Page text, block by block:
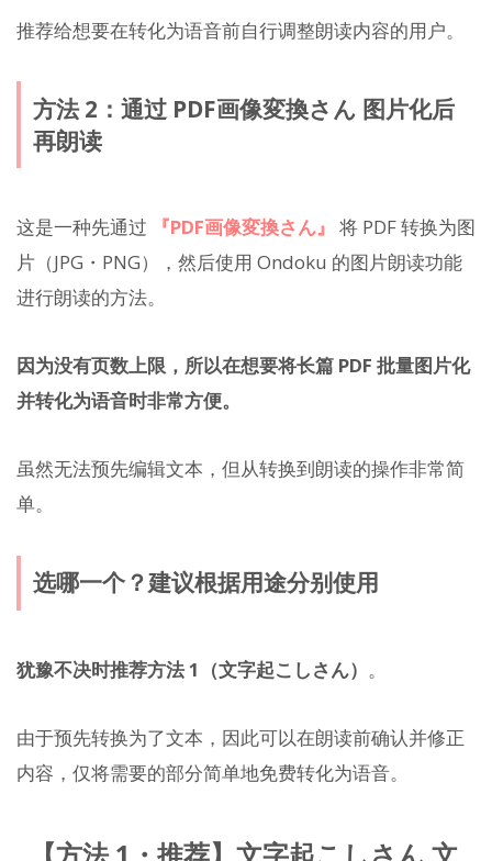
推荐给想要在转化为语音前自行调整朗读内容的用户。
方法 2：通过 PDF画像変換さん 图片化后
再朗读
这是一种先通过 『PDF画像変換さん』 将 PDF 转换为图
片（JPG・PNG），然后使用 Ondoku 的图片朗读功能
进行朗读的方法。
因为没有页数上限，所以在想要将长篇 PDF 批量图片化
并转化为语音时非常方便。
虽然无法预先编辑文本，但从转换到朗读的操作非常简
单。
选哪一个？建议根据用途分别使用
犹豫不决时推荐方法 1（文字起こしさん） 。
由于预先转换为了文本，因此可以在朗读前确认并修正
内容，仅将需要的部分简单地免费转化为语音。